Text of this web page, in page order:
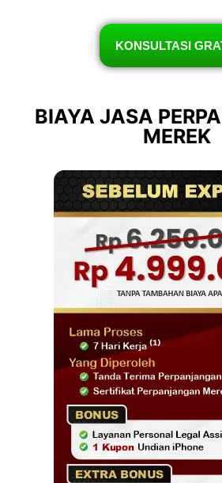
KONSULTASI
BIAYA JASA
MEREK